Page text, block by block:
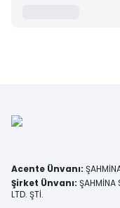
Acente Ünvanı:
Şirket Ünvanı: ŞAHMİNA
LTD. ŞTİ.